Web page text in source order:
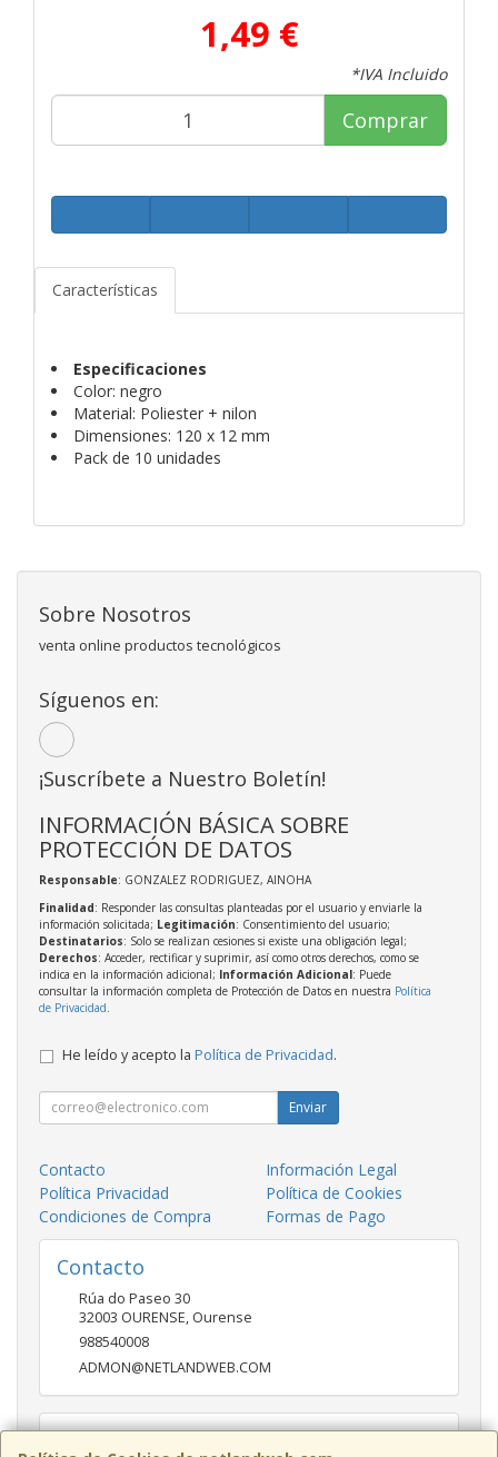
1,49 €
*IVA Incluido
Comprar
Características
Especificaciones
Color: negro
Material: Poliester + nilon
Dimensiones: 120 x 12 mm
Pack de 10 unidades
Sobre Nosotros
venta online productos tecnológicos
Síguenos en:
¡Suscríbete a Nuestro Boletín!
INFORMACIÓN BÁSICA SOBRE
PROTECCIÓN DE DATOS
Responsable: GONZALEZ RODRIGUEZ, AINOHA
Finalidad: Responder las consultas planteadas por el usuario y enviarle la
información solicitada; Legitimación: Consentimiento del usuario;
Destinatarios: Solo se realizan cesiones si existe una obligación legal;
Derechos: Acceder, rectificar y suprimir, así como otros derechos, como se
indica en la información adicional; Información Adicional: Puede
consultar la información completa de Protección de Datos en nuestra Política
de Privacidad
He leído y acepto la Política de Privacidad.
Enviar
Contacto
Información Legal
Política Privacidad
Política de Cookies
Condiciones de Compra
Formas de Pago
Contacto
Rúa do Paseo 30
32003 OURENSE, Ourense
988540008
ADMON@NETLANDWEB.COM
Horario